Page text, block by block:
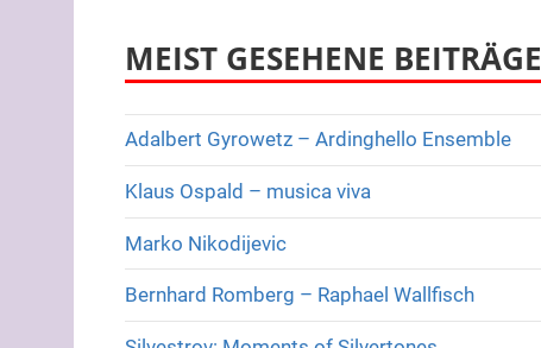
MEIST GESEHENE BEITRÄGE
Adalbert Gyrowetz – Ardinghello Ensemble
Klaus Ospald – musica viva
Marko Nikodijevic
Bernhard Romberg – Raphael Wallfisch